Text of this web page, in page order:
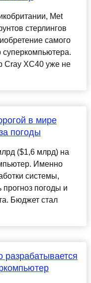
Met
стерлингов
самого
суперкомпьютера.
Cray XC40 уже не
в мире
погоды
($1,6 млрд) на
Именно
системы,
прогноз погоды и
Бюджет стал
разрабатывается